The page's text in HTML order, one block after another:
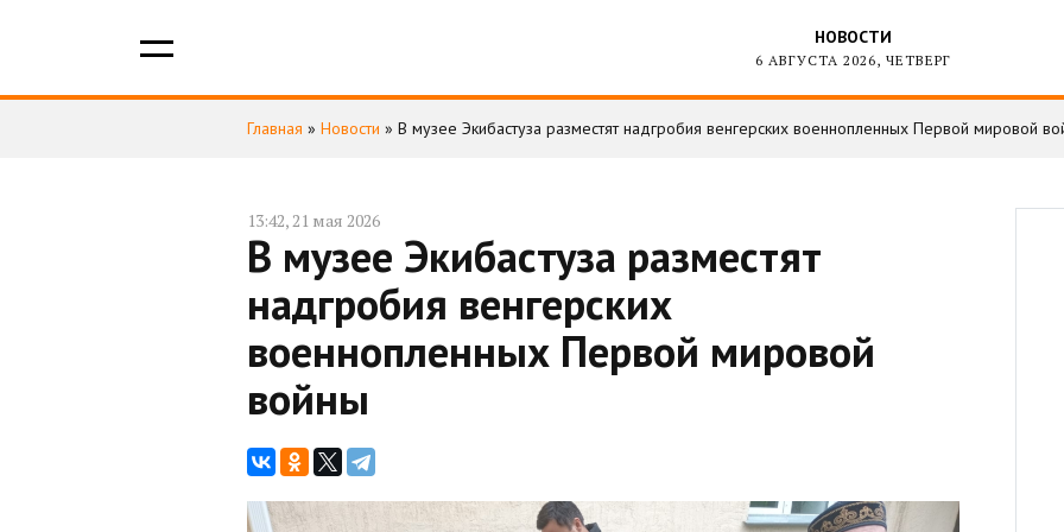
НОВОСТИ
6 АВГУСТА 2026, ЧЕТВЕРГ
Главная » Новости » В музее Экибастуза разместят надгробия венгерских военнопленных Первой мировой
13:42, 21 мая 2026
В музее Экибастуза разместят
надгробия венгерских
военнопленных Первой мировой
войны